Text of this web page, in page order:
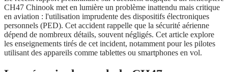
CH47 Chinook met en lumière un problème inattendu mais critique
en aviation : l'utilisation imprudente des dispositifs électroniques
personnels (PED). Cet accident rappelle que la sécurité aérienne
dépend de nombreux détails, souvent négligés. Cet article explore
les enseignements tirés de cet incident, notamment pour les pilotes
utilisant des appareils comme tablettes ou smartphones en vol.